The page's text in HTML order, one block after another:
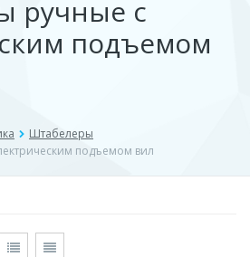
ручные с
подъемом
Штабелеры
подъемом вил